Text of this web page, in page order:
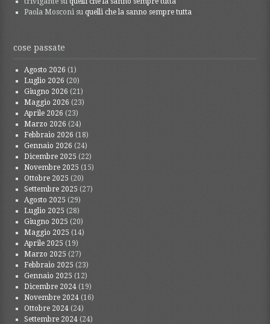
Paola Mosconi suquelli che la sanno sempre tutta
cose passate
Agosto 2026 (1)
Luglio 2026 (20)
Giugno 2026 (21)
Maggio 2026 (23)
Aprile 2026 (23)
Marzo 2026 (24)
Febbraio 2026 (18)
Gennaio 2026 (24)
Dicembre 2025 (22)
Novembre 2025 (15)
Ottobre 2025 (20)
Settembre 2025 (27)
Agosto 2025 (29)
Luglio 2025 (28)
Giugno 2025 (20)
Maggio 2025 (14)
Aprile 2025 (19)
Marzo 2025 (27)
Febbraio 2025 (23)
Gennaio 2025 (12)
Dicembre 2024 (19)
Novembre 2024 (16)
Ottobre 2024 (24)
Settembre 2024 (24)